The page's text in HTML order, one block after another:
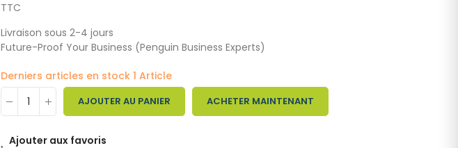
TTC
Livraison sous 2-4 jours
Future-Proof Your Business (Penguin Business Experts)
Derniers articles en stock 1 Article
AJOUTER AU PANIER ACHETER MAINTENANT
Ajouter aux favoris